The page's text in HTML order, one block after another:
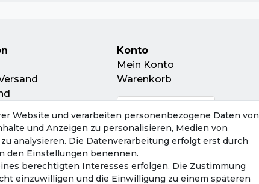
Konto
Mein Konto
Warenkorb
Website und verarbeiten personenbezogene Daten von
und Anzeigen zu personalisieren, Medien von
analysieren. Die Datenverarbeitung erfolgt erst durch
den Einstellungen benennen.
berechtigten Interesses erfolgen. Die Zustimmung
einzuwilligen und die Einwilligung zu einem späteren